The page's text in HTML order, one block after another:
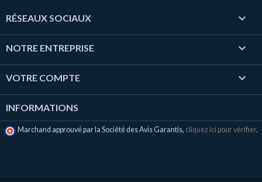
RÉSEAUX SOCIAUX 
NOTRE ENTREPRISE 
VOTRE COMPTE 
INFORMATIONS
Marchand approuvé par la Société des Avis Garantis, cliquez ici pour vérifier.